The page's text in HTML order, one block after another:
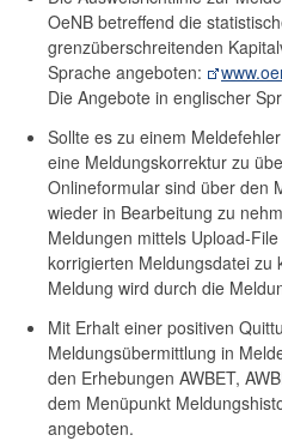
OeNB betreffend die
grenzüberschreitenden
Sprache angeboten:
Die Angebote in englischer
Sollte es zu einem
eine Meldungskorrektur zu
Onlineformular sind über den
wieder in Bearbeitung zu
Meldungen mittels Upload-
korrigierten Meldungsdatei zu
Meldung wird durch die
Mit Erhalt einer positiven
Meldungsübermittlung in
den Erhebungen AWBET,
dem Menüpunkt
angeboten.